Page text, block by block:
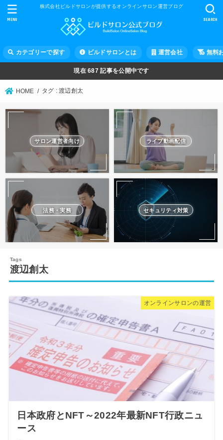
株式会社ビルドサロンが提供するオンラインサロン運営ブログ
カテゴリーで探す ビルドサロンとは 運営会社 無料
SEARCH
MENU
現在687 記事を公開中です
HOME タグ : 渡辺創太
サロン運営者向け ライブ動画配信
法務・実務 セキュリティ対策
渡辺創太
オンラインサロンの運営
日本政府とNFT～2022年最新NFT行政ニュ
ース